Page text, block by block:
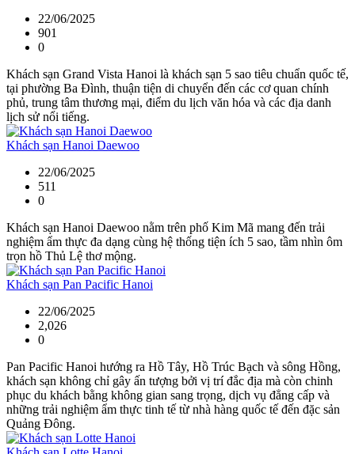
22/06/2025
901
0
Khách sạn Grand Vista Hanoi là khách sạn 5 sao tiêu chuẩn quốc tế,
tại phường Ba Đình, thuận tiện di chuyển đến các cơ quan chính
phủ, trung tâm thương mại, điểm du lịch văn hóa và các địa danh
lịch sử nổi tiếng.
Khách sạn Hanoi Daewoo
22/06/2025
511
0
Khách sạn Hanoi Daewoo nằm trên phố Kim Mã mang đến trải
nghiệm ẩm thực đa dạng cùng hệ thống tiện ích 5 sao, tầm nhìn ôm
trọn hồ Thủ Lệ thơ mộng.
Khách sạn Pan Pacific Hanoi
22/06/2025
2,026
0
Pan Pacific Hanoi hướng ra Hồ Tây, Hồ Trúc Bạch và sông Hồng,
khách sạn không chỉ gây ấn tượng bởi vị trí đắc địa mà còn chinh
phục du khách bằng không gian sang trọng, dịch vụ đẳng cấp và
những trải nghiệm ẩm thực tinh tế từ nhà hàng quốc tế đến đặc sản
Quảng Đông.